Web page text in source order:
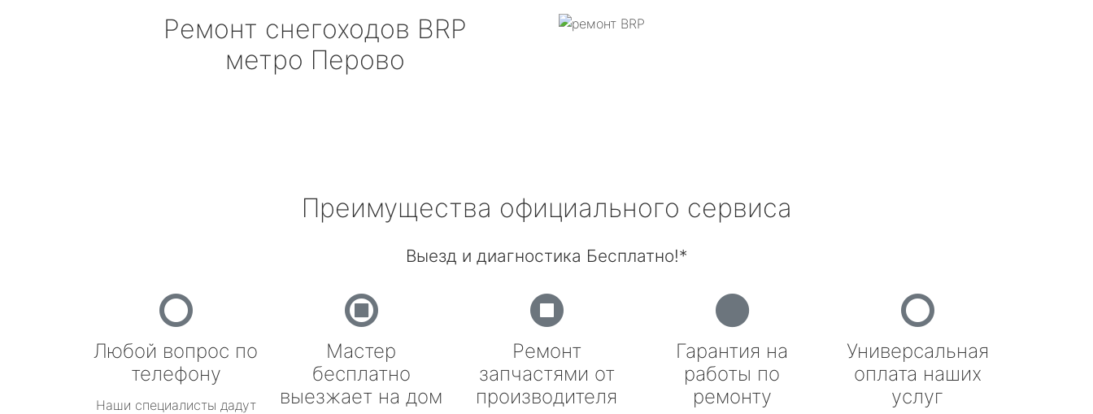
Ремонт снегоходов BRP
метро Перово
Преимущества официального сервиса
Выезд и диагностика Бесплатно!*
Любой вопрос по
телефону
Наши специалисты дадут
Мастер
бесплатно
выезжает на дом
Ремонт
запчастями от
производителя
Гарантия на
работы по
ремонту
Универсальная
оплата наших
услуг